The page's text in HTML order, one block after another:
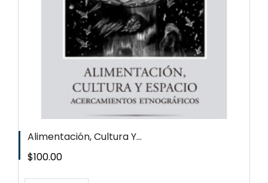
Alimentación, Cultura Y...
Precio
$100.00